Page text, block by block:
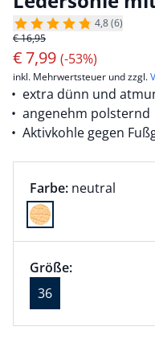
4,8 (6)
€ 16,95
€ 7,99 (-53%)
inkl. Mehrwertsteuer und zzgl.
extra dünn und
angenehm polsternd
Aktivkohle gegen
Farbauswahl:
Farbe: aktuell
neutral
Farbe neutral
Größenauswahl:
Größe:
Größe 36 ausgewählt
36